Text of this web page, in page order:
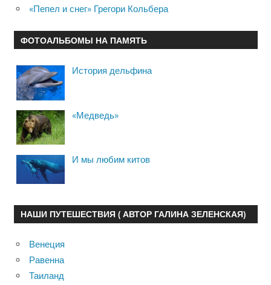
«Пепел и снег» Грегори Кольбера
ФОТОАЛЬБОМЫ НА ПАМЯТЬ
История дельфина
«Медведь»
И мы любим китов
НАШИ ПУТЕШЕСТВИЯ ( АВТОР ГАЛИНА ЗЕЛЕНСКАЯ)
Венеция
Равенна
Таиланд